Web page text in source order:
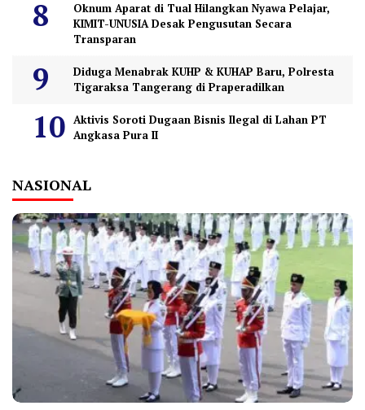
Oknum Aparat di Tual Hilangkan Nyawa Pelajar,
KIMIT-UNUSIA Desak Pengusutan Secara
Transparan
Diduga Menabrak KUHP & KUHAP Baru, Polresta
Tigaraksa Tangerang di Praperadilkan
Aktivis Soroti Dugaan Bisnis Ilegal di Lahan PT
Angkasa Pura II
NASIONAL